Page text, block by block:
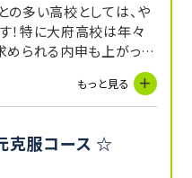
の多い高校としては、や
！特に大府高校は年々
められる内申も上がって
ツーマン指導の強みを
力に合わせた対策授業
導していきます！
もっと見る
克服コース ☆